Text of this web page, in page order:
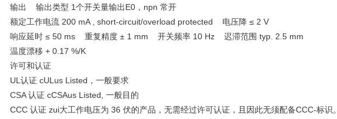
输出 输出类型 1个开关量输出E0，npn 常开
额定工作电流 200 mA , short-circuit/overload protected 电压降 ≤ 2 V
响应延时 ≤ 50 ms 重复精度 ± 1 mm 开关频率 10 Hz 迟滞范围 typ. 2.5 mm
温度漂移 + 0.17 %/K
许可和认证
UL认证 cULus Listed，一般要求
CSA 认证 cCSAus Listed, 一般目的
CCC 认证 zui大工作电压为 36 伏的产品，无需经过许可认证，且因此无须配备CCC-标识。